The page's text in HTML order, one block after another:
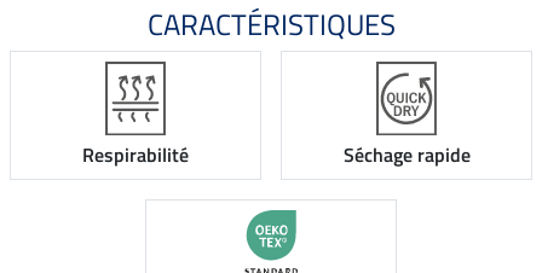
CARACTÉRISTIQUES
Respirabilité Séchage rapide